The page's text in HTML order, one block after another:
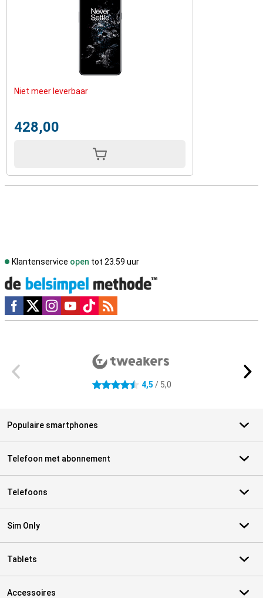
Niet meer leverbaar
428,00
Klantenservice open tot 23.59 uur
Social media
4.5 sterren 4,5 / 5,0
Populaire smartphones
Telefoon met abonnement
Telefoons
Sim Only
Tablets
Accessoires